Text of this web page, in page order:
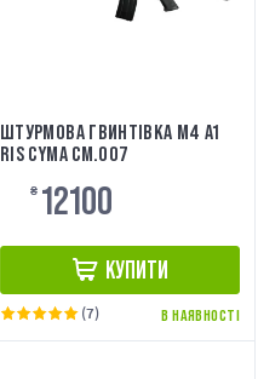
ШТУРМОВА ГВИНТІВКА M4 A1
RIS CYMA CM.007
₴ 12100
КУПИТИ
В НАЯВНОСТІ
(7)